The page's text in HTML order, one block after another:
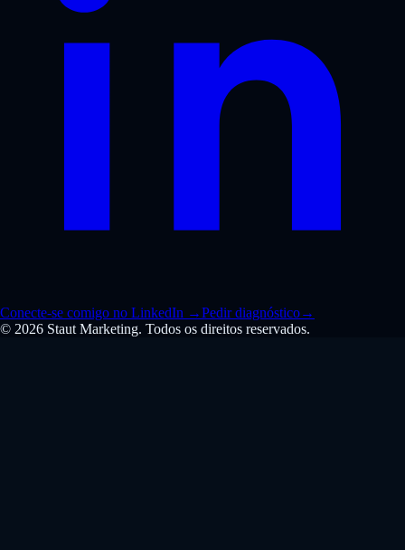
Conecte-se comigo no LinkedIn →Pedir diagnóstico→
© 2026 Staut Marketing. Todos os direitos reservados.